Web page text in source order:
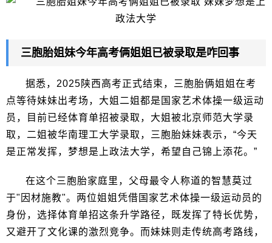
三胞胎姐妹今年高考俩姐姐已被录取是咋回事
据悉，2025陕西高考正式结束，三胞胎俩姐姐在考
点等待妹妹出考场，大姐二姐都是国家艺术体操一级运动
员，目前已经体育单招被录取，大姐被北京师范大学录
取，二姐被华南理工大学录取，三胞胎妹妹表示，“今天
是正常发挥，梦想是上政法大学，希望自己锦上添花。”
在这个三胞胎家庭里，父母最令人称道的智慧莫过
于"因材施教"。两位姐姐凭借国家艺术体操一级运动员的
身份，选择体育单招这条升学路径，既发挥了特长优势，
又避开了文化课的激烈竞争。而妹妹则走传统高考路线，